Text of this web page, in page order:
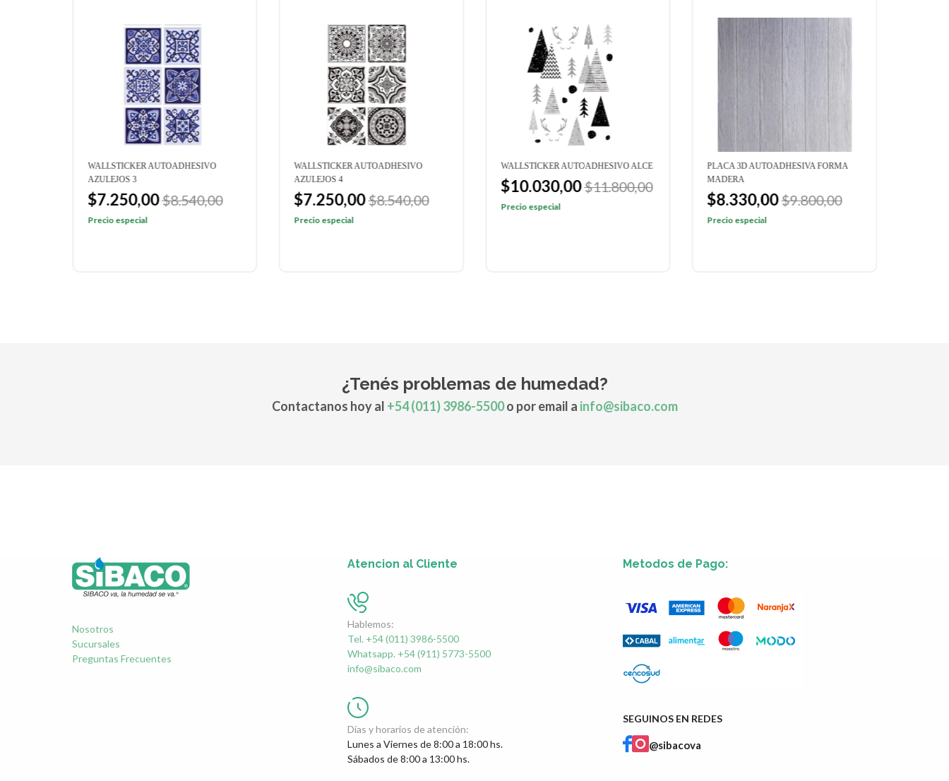
WALLSTICKER AUTOADHESIVO
AZULEJOS 3
$7.250,00$8.540,00
Precio especial
WALLSTICKER AUTOADHESIVO
AZULEJOS 4
$7.250,00$8.540,00
Precio especial
WALLSTICKER AUTOADHESIVO ALCE
$10.030,00$11.800,00
Precio especial
PLACA 3D AUTOADHESIVA FORMA
MADERA
$8.330,00$9.800,00
Precio especial
¿Tenés problemas de humedad?
Contactanos hoy al +54 (011) 3986-5500o por email a info@sibaco.com
Nosotros
Sucursales
Preguntas Frecuentes
Atencion al Cliente
Hablemos:
Tel. +54 (011) 3986-5500
Whatsapp. +54 (911) 5773-5500
info@sibaco.com
Días y horarios de atención:
Lunes a Viernes de 8:00 a 18:00 hs.
Sábados de 8:00 a 13:00 hs.
Metodos de Pago:
SEGUINOS EN REDES
@sibacova